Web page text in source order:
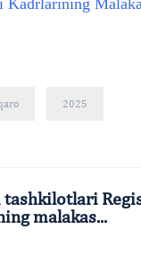
2025
tashkilotlari
malakas...